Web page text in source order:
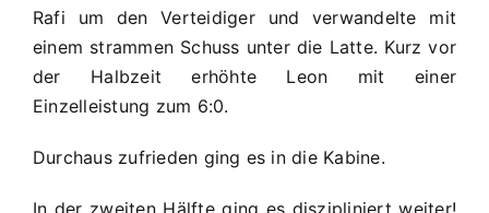
Rafi um den Verteidiger und verwandelte mit
einem strammen Schuss unter die Latte. Kurz vor
der Halbzeit erhöhte Leon mit einer
Einzelleistung zum 6:0.
Durchaus zufrieden ging es in die Kabine.
In der zweiten Hälfte ging es diszipliniert weiter!